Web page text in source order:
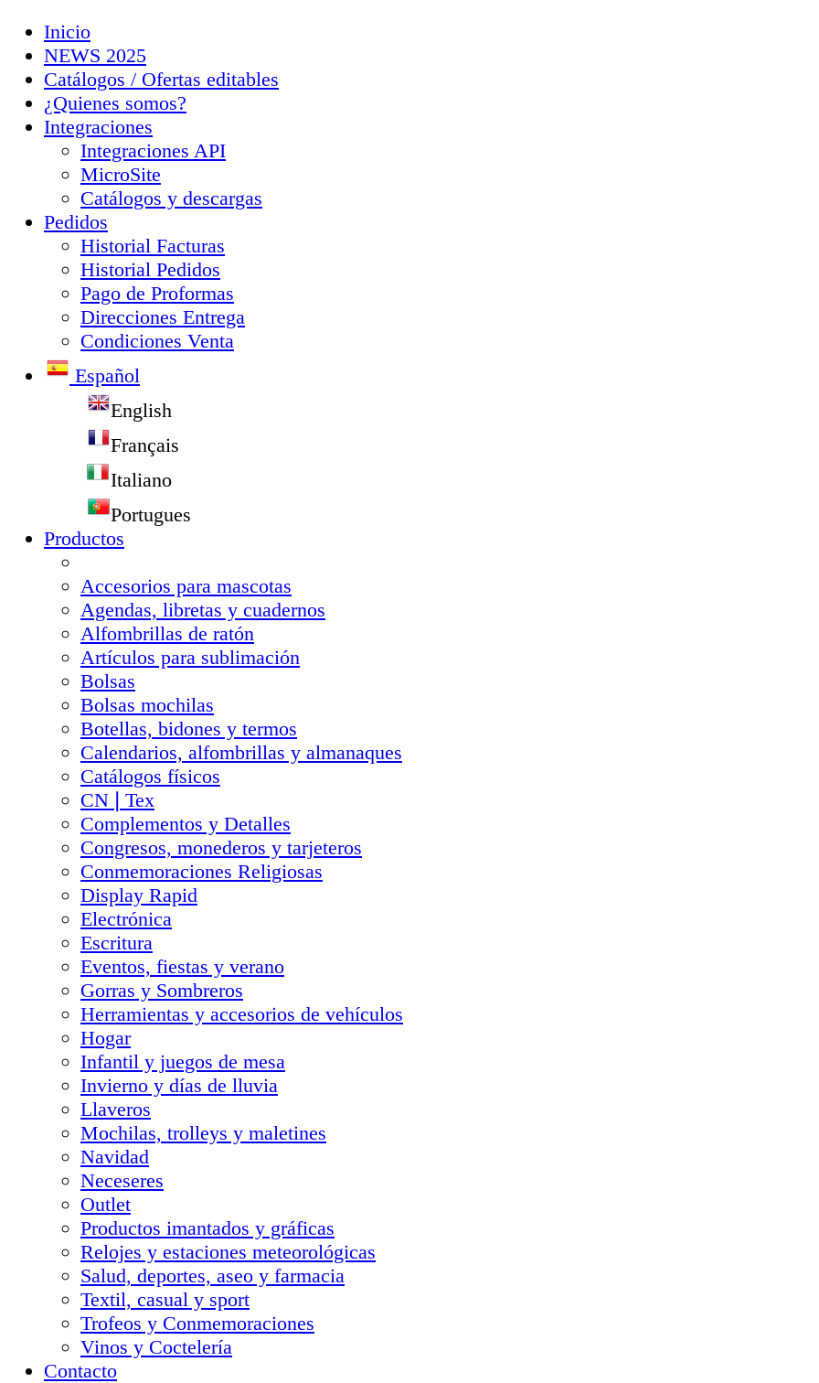
Inicio
NEWS 2025
Catálogos / Ofertas editables
¿Quienes somos?
Integraciones
Integraciones API
MicroSite
Catálogos y descargas
Pedidos
Historial Facturas
Historial Pedidos
Pago de Proformas
Direcciones Entrega
Condiciones Venta
Español
English
Français
Italiano
Portugues
Productos
Accesorios para mascotas
Agendas, libretas y cuadernos
Alfombrillas de ratón
Artículos para sublimación
Bolsas
Bolsas mochilas
Botellas, bidones y termos
Calendarios, alfombrillas y almanaques
Catálogos físicos
CN❘Tex
Complementos y Detalles
Congresos, monederos y tarjeteros
Conmemoraciones Religiosas
Display Rapid
Electrónica
Escritura
Eventos, fiestas y verano
Gorras y Sombreros
Herramientas y accesorios de vehículos
Hogar
Infantil y juegos de mesa
Invierno y días de lluvia
Llaveros
Mochilas, trolleys y maletines
Navidad
Neceseres
Outlet
Productos imantados y gráficas
Relojes y estaciones meteorológicas
Salud, deportes, aseo y farmacia
Textil, casual y sport
Trofeos y Conmemoraciones
Vinos y Coctelería
Contacto